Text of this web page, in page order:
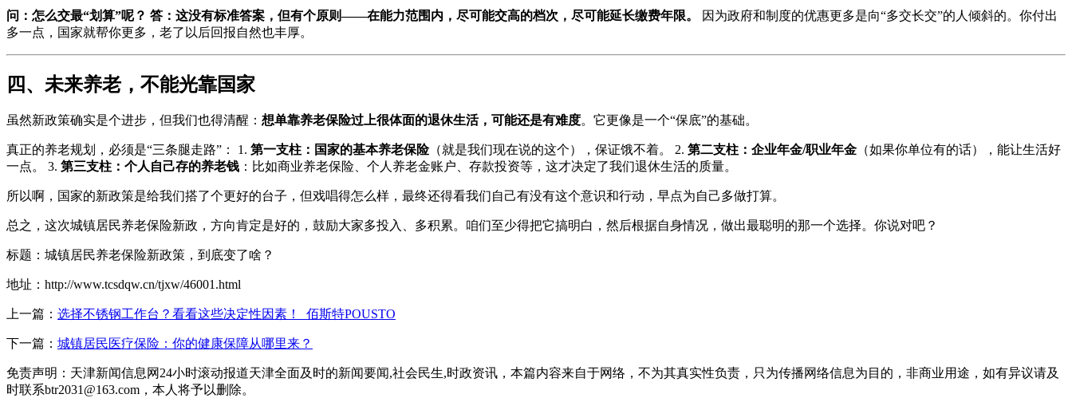
问：怎么交最“划算”呢？ 答：这没有标准答案，但有个原则——在能力范围内，尽可能交高的档次，尽可能延长缴费年限。
因为政府和制度的优惠更多是向“多交长交”的人倾斜的。你付出
多一点，国家就帮你更多，老了以后回报自然也丰厚。
四、未来养老，不能光靠国家
虽然新政策确实是个进步，但我们也得清醒： 想单靠养老保险过上很体面的退休生活，可能还是有难度。它更像是一个“保底”的基础。
真正的养老规划，必须是“三条腿走路”： 1. 第一支柱：国家的基本养老保险（就是我们现在说的这个），保证饿不着。 2. 第二支柱：企业年金/职业年金 （如果你单位有的话），能让生活好
一点。 3. 第三支柱：个人自己存的养老钱 ：比如商业养老保险、个人养老金账户、存款投资等，这才决定了我们退休生活的质量。
所以啊，国家的新政策是给我们搭了个更好的台子，但戏唱得怎么样，最终还得看我们自己有没有这个意识和行动，早点为自己多做打算。
总之，这次城镇居民养老保险新政，方向肯定是好的，鼓励大家多投入、多积累。咱们至少得把它搞明白，然后根据自身情况，做出最聪明的那一个选择。你说对吧？
标题：城镇居民养老保险新政策，到底变了啥？
地址：http://www.tcsdqw.cn/tjxw/46001.html
上一篇： 选择不锈钢工作台？看看这些决定性因素！_佰斯特POUSTO
下一篇： 城镇居民医疗保险：你的健康保障从哪里来？
免责声明：天津新闻信息网24小时滚动报道天津全面及时的新闻要闻,社会民生,时政资讯，本篇内容来自于网络，不为其真实性负责，只为传播网络信息为目的，非商业用途，如有异议请及
时联系btr2031@163.com，本人将予以删除。